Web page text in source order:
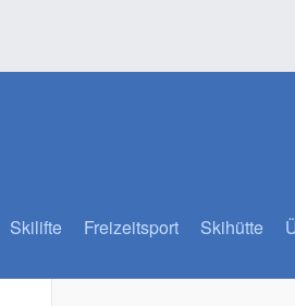
Skilifte Freizeitsport Skihütte